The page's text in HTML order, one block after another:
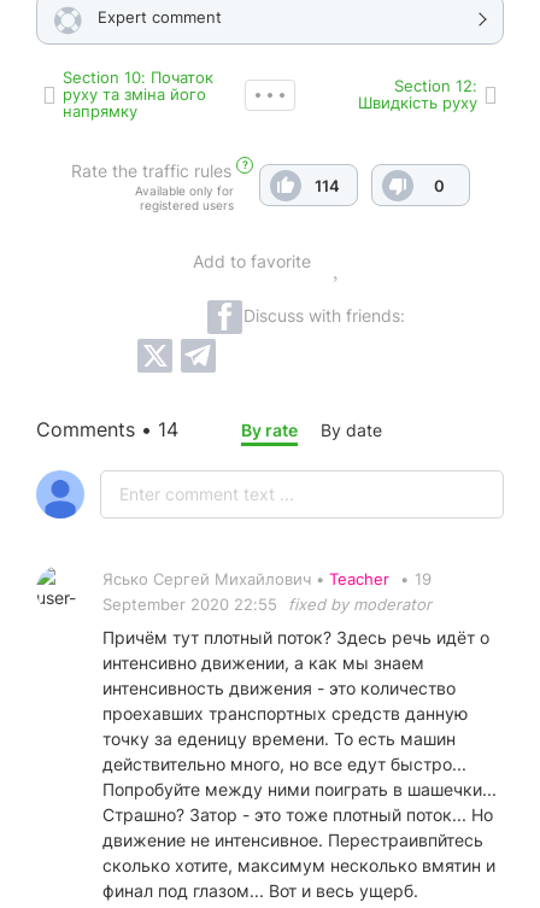
Expert comment
Section 10: Початок
руху та зміна його
напрямку
Section 12:
Швидкість руху
Rate the traffic rules ?
Available only for
registered users
114 0
Add to favorite
Discuss with friends:
Comments • 14 By rate By date
Ясько Сергей Михайлович • Teacher • 19
September 2020 22:55
fixed by moderator
Причём тут плотный поток? Здесь речь идёт о
интенсивно движении, а как мы знаем
интенсивность движения - это количество
проехавших транспортных средств данную
точку за еденицу времени. То есть машин
действительно много, но все едут быстро...
Попробуйте между ними поиграть в шашечки...
Страшно? Затор - это тоже плотный поток... Но
движение не интенсивное. Перестраивпйтесь
сколько хотите, максимум несколько вмятин и
финал под глазом... Вот и весь ущерб.